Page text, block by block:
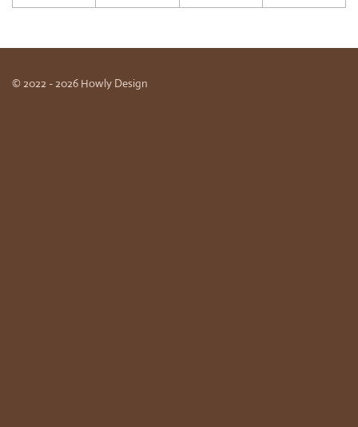
© 2022 - 2026 Howly Design